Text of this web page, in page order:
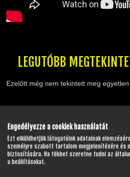
LEGUTÓBB
Ezelőtt még nem tekintett meg egyetlen
GYAKRAN ISMÉTELT
Engedélyezze a cookiek használatát
Ezt elküldhetjük látogatóink adatainak
személyre szabott tartalom megjelenítésére és
biztosítására. Ha többet szeretne tudni az
a beállításokat.